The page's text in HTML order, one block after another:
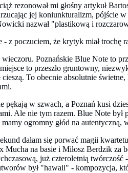
rezonował mi głośny artykuł
jej koniunkturalizm, pójście
nazwał "plastikową i
z poczuciem, że krytyk miał
Poznańskie Blue Note to
to przeszło gruntowny,
To obecnie absolutnie
pękają w szwach, a Poznań kusi
Ale nie tym razem. Blue Note
ogromny głód na autentyczną,
dałam się porwać magii
na basie i Miłosz Berdzik za
już czteroletnią
był "hawaii" - kompozycja,